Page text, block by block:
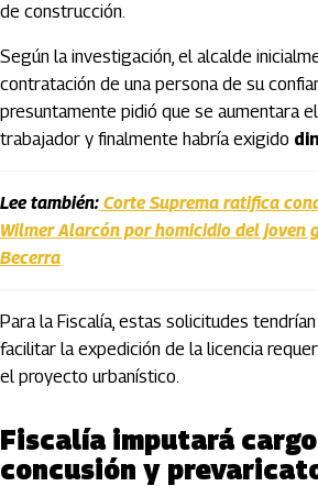
de construcción.
Según la investigación, el alcalde
contratación de una persona de su
presuntamente pidió que se aumentara
trabajador y finalmente habría exigido
Lee también: Corte Suprema ratifica
Wilmer Alarcón por homicidio del joven
Becerra
Para la Fiscalía, estas solicitudes
facilitar la expedición de la licencia
el proyecto urbanístico.
Fiscalía imputará
concusión y